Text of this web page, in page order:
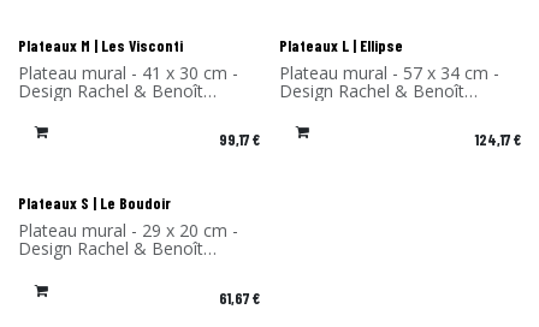
Plateaux M | Les Visconti
Plateau mural - 41 x 30 cm -
Design Rachel & Benoît
Convers - Matériau: Stratifié
de bouleau - Fabriqué en
France 99,17€
Plateaux L | Ellipse
Plateau mural - 57 x 34 cm -
Design Rachel & Benoît
Convers - Matériau: Stratifié
de bouleau - Fabriqué en
France 124,17€
Plateaux S | Le Boudoir
Plateau mural - 29 x 20 cm -
Design Rachel & Benoît
Convers - Matériau: Stratifié
de bouleau - Fabriqué en
France 61,67€